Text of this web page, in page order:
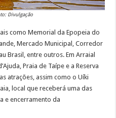
Divulgação
como Memorial da Epopeia do
Mercado Municipal, Corredor
Brasil, entre outros. Em Arraial
Praia de Taípe e a Reserva
atrações, assim como o Uíki
local que receberá uma das
e encerramento da